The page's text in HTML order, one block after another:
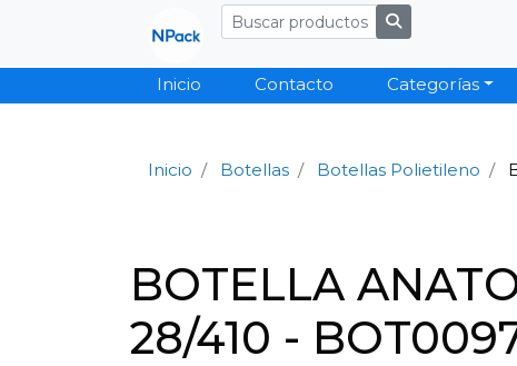
Inicio Contacto Categorías
Inicio Botellas Botellas Polietileno
BOTELLA
28/410 -